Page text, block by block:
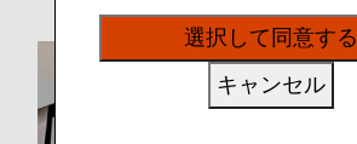
選択して同意する
キャンセル